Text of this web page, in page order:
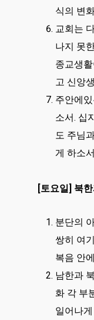
식의 변
교회는
나지 못
종교생
고 신앙
주안에
소서. 십
도 주님
게 하소
[토요일] 북
분단의
쌍히 여
복음 안
남한과
화 각 부
일어나